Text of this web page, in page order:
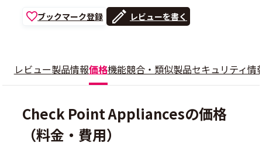
ブックマーク登録 レビューを書く
レビュー製品情報価格機能競合・類似製品セキュリティ情
Check Point Appliancesの価格
（料金・費用）